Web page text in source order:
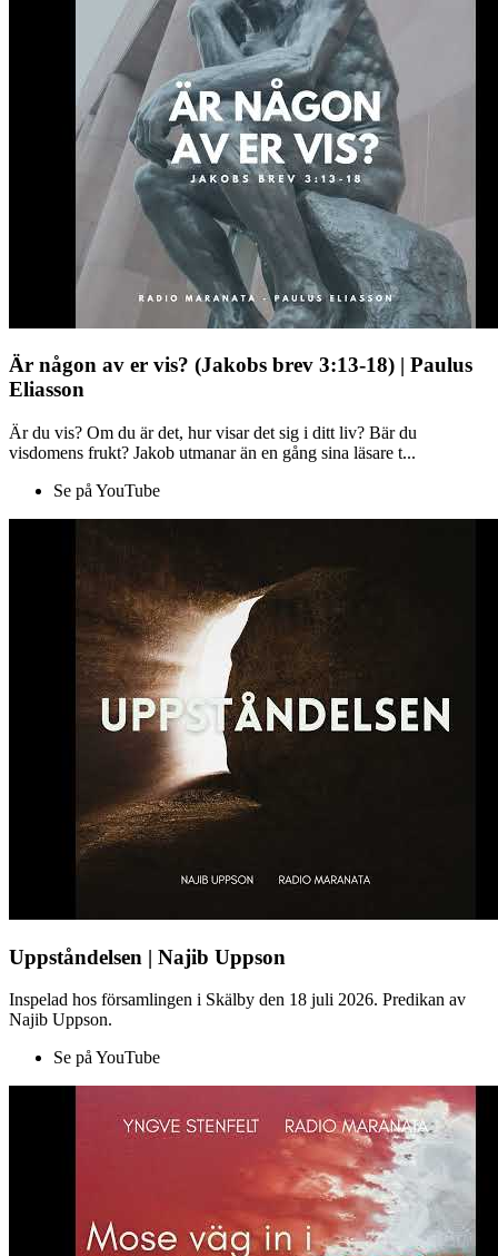
Är någon av er vis? (Jakobs brev 3:13-18) | Paulus
Eliasson
Är du vis? Om du är det, hur visar det sig i ditt liv? Bär du
visdomens frukt? Jakob utmanar än en gång sina läsare t...
Se på YouTube
Uppståndelsen | Najib Uppson
Inspelad hos församlingen i Skälby den 18 juli 2026. Predikan av
Najib Uppson.
Se på YouTube